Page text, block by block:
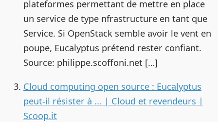
plateformes permettant de mettre en place
un service de type nfrastructure en tant que
Service. Si OpenStack semble avoir le vent en
poupe, Eucalyptus prétend rester confiant.
Source: philippe.scoffoni.net […]
Cloud computing open source : Eucalyptus
peut-il résister à ... | Cloud et revendeurs |
Scoop.it